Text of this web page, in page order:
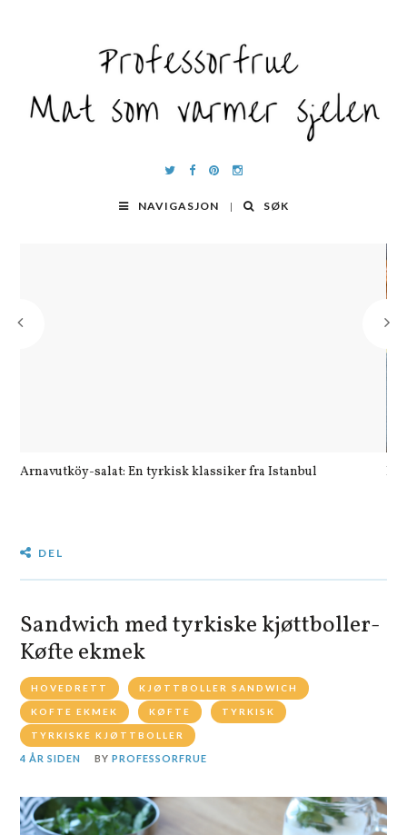
NAVIGASJON SØK
Arnavutköy-salat: En tyrkisk klassiker fra Istanbul
DEL
Sandwich med tyrkiske kjøttboller-
Køfte ekmek
HOVEDRETT KJØTTBOLLER SANDWICH
KOFTE EKMEK KØFTE TYRKISK
TYRKISKE KJØTTBOLLER
4 ÅR SIDEN BYPROFESSORFRUE